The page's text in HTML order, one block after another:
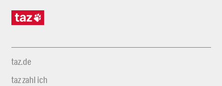
taz.de
taz zahl ich